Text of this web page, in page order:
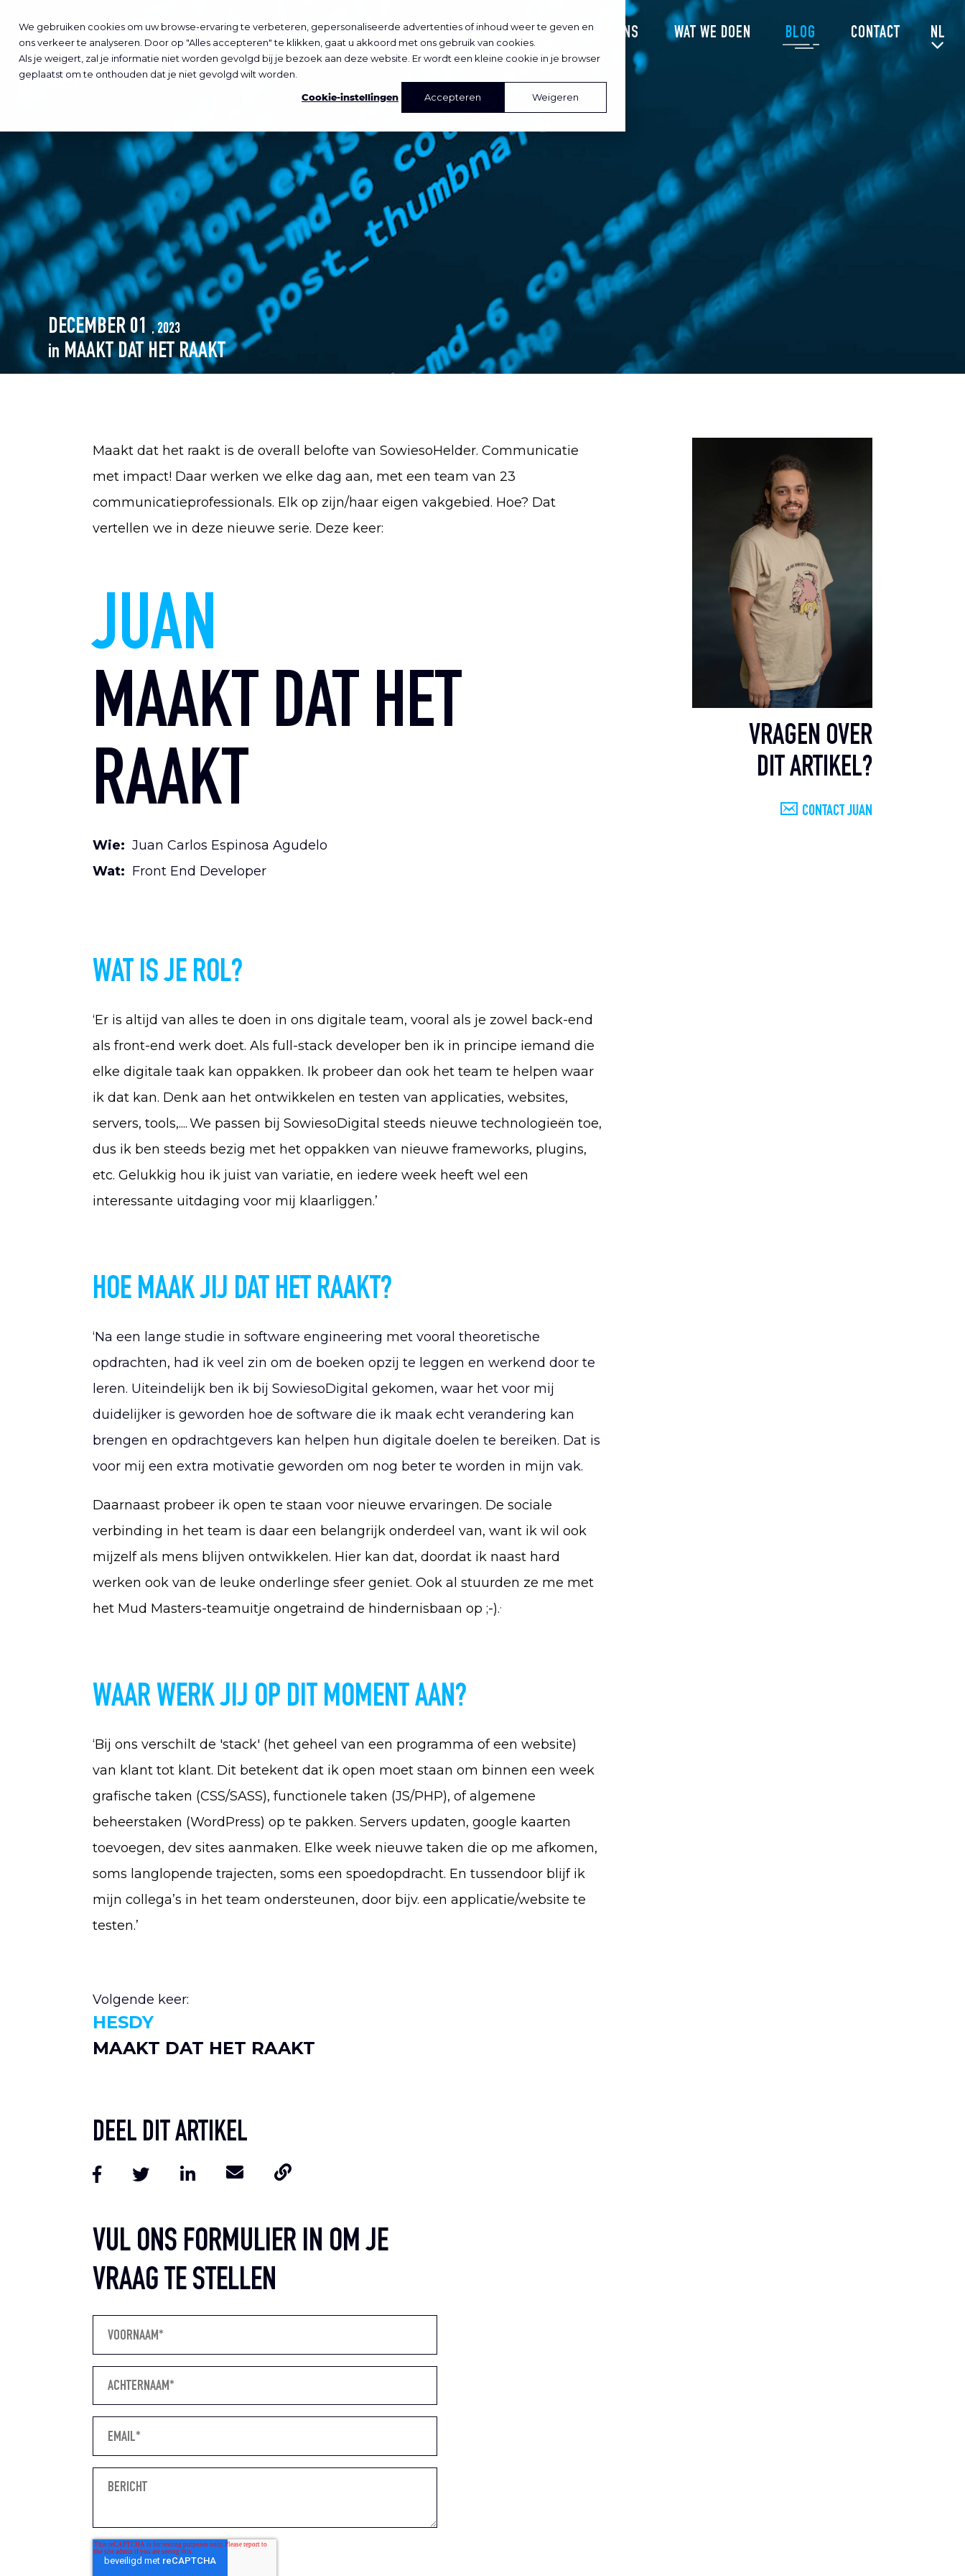
We gebruiken cookies om uw browse-ervaring te verbeteren, gepersonaliseerde advertenties of inhoud weer te geven en
ons verkeer te analyseren. Door op "Alles accepteren" te klikken, gaat u akkoord met ons gebruik van cookies.
Als je weigert, zal je informatie niet worden gevolgd bij je bezoek aan deze website. Er wordt een kleine cookie in je browser
geplaatst om te onthouden dat je niet gevolgd wilt worden.
Cookie-instellingen Accepteren Weigeren
HOME WERK OVER ONS WAT WE DOEN BLOG CONTACT NL
DECEMBER 01, 2023
in MAAKT DAT HET RAAKT
Maakt dat het raakt is de overall belofte van SowiesoHelder. Communicatie
met impact! Daar werken we elke dag aan, met een team van 23
communicatieprofessionals. Elk op zijn/haar eigen vakgebied. Hoe? Dat
vertellen we in deze nieuwe serie. Deze keer:
JUAN
MAAKT DAT HET
RAAKT
Wie:Juan Carlos Espinosa Agudelo
Wat: Front End Developer
WAT IS JE ROL?
‘Er is altijd van alles te doen in ons digitale team, vooral als je zowel back-end
als front-end werk doet. Als full-stack developer ben ik in principe iemand die
elke digitale taak kan oppakken. Ik probeer dan ook het team te helpen waar
ik dat kan. Denk aan het ontwikkelen en testen van applicaties, websites,
servers, tools,....We passen bij SowiesoDigital steeds nieuwe technologieën toe,
dus ik ben steeds bezig met het oppakken van nieuwe frameworks, plugins,
etc. Gelukkig hou ik juist van variatie, en iedere week heeft wel een
interessante uitdaging voor mij klaarliggen.’
HOE MAAK JIJ DAT HET RAAKT?
‘Na een lange studie in software engineering met vooral theoretische
opdrachten, had ik veel zin om de boeken opzij te leggen en werkend door te
leren. Uiteindelijk ben ik bij SowiesoDigital gekomen, waar het voor mij
duidelijker is geworden hoe de software die ik maak echt verandering kan
brengen en opdrachtgevers kan helpen hun digitale doelen te bereiken. Dat is
voor mij een extra motivatie geworden om nog beter te worden in mijn vak.
Daarnaast probeer ik open te staan voor nieuwe ervaringen. De sociale
verbinding in het team is daar een belangrijk onderdeel van, want ik wil ook
mijzelf als mens blijven ontwikkelen. Hier kan dat, doordat ik naast hard
werken ook van de leuke onderlinge sfeer geniet. Ook al stuurden ze me met
het Mud Masters-teamuitje ongetraind de hindernisbaan op ;-).’
WAAR WERK JIJ OP DIT MOMENT AAN?
‘Bij ons verschilt de 'stack' (het geheel van een programma of een website)
van klant tot klant. Dit betekent dat ik open moet staan om binnen een week
grafische taken (CSS/SASS), functionele taken (JS/PHP), of algemene
beheerstaken (WordPress) op te pakken. Servers updaten, google kaarten
toevoegen, dev sites aanmaken. Elke week nieuwe taken die op me afkomen,
soms langlopende trajecten, soms een spoedopdracht. En tussendoor blijf ik
mijn collega’s in het team ondersteunen, door bijv. een applicatie/website te
testen.’
Volgende keer:
HESDY
MAAKT DAT HET RAAKT
DEEL DIT ARTIKEL
VUL ONS FORMULIER IN OM JE
VRAAG TE STELLEN
VRAGEN OVER
DIT ARTIKEL?
CONTACT JUAN